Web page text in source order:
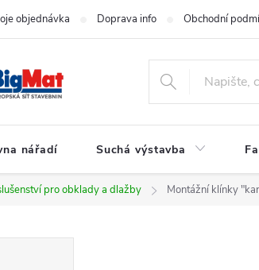
objednávka Doprava info Obchodní
nářadí Suchá výstavba
pro obklady a dlažby Montážní klínky